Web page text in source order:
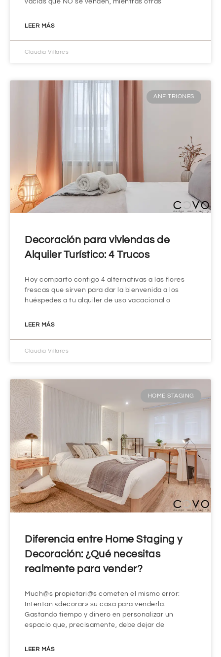
vacías que NO se venden, mientras otras
LEER MÁS
Claudia Villares
ANFITRIONES
Decoración para viviendas de
Alquiler Turístico: 4 Trucos
Hoy comparto contigo 4 alternativas a las flores
frescas que sirven para dar la bienvenida a los
huéspedes a tu alquiler de uso vacacional o
LEER MÁS
Claudia Villares
HOME STAGING
Diferencia entre Home Staging y
Decoración: ¿Qué necesitas
realmente para vender?
Much@s propietari@s cometen el mismo error:
Intentan «decorar» su casa para venderla.
Gastando tiempo y dinero en personalizar un
espacio que, precisamente, debe dejar de
LEER MÁS